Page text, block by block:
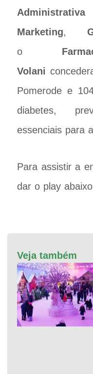
Marketing,
o
Volani
Pomerode e
diabetes,
essenciais para
Para assistir a
dar o play
Veja também